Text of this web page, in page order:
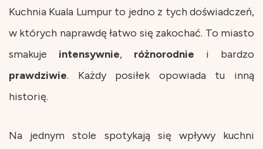
Kuchnia Kuala Lumpur to jedno z tych doświadczeń,
w których naprawdę łatwo się zakochać. To miasto
smakuje intensywnie, różnorodnie i bardzo
prawdziwie. Każdy posiłek opowiada tu inną
historię.
Na jednym stole spotykają się wpływy kuchni